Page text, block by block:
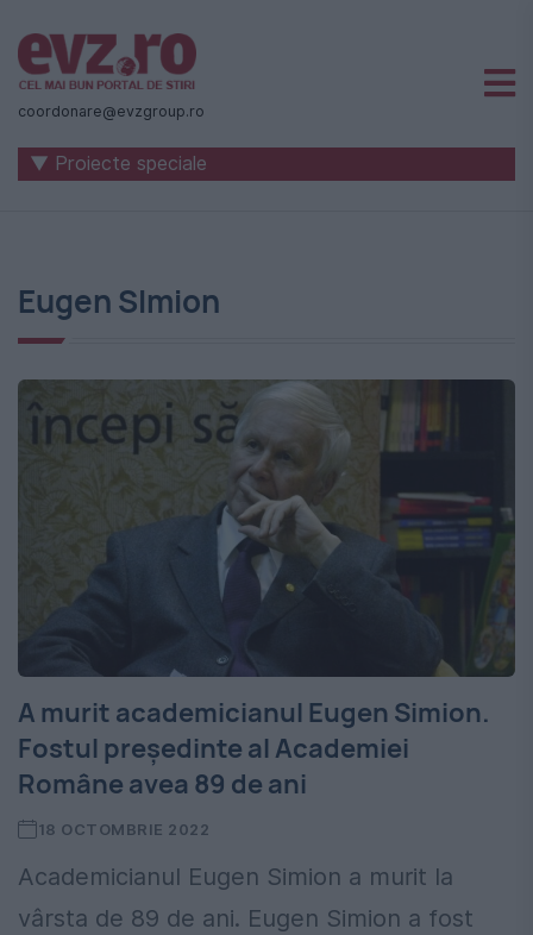
Știri
naționale
internaționale
-
Evenimentul
Zilei
coordonare@evzgroup.ro
▼ Proiecte speciale
Eugen SImion
A murit academicianul Eugen Simion.
Fostul președinte al Academiei
Române avea 89 de ani
18 OCTOMBRIE 2022
Academicianul Eugen Simion a murit la
vârsta de 89 de ani. Eugen Simion a fost